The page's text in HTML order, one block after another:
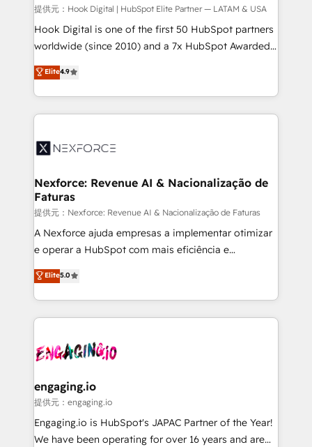
Design & Development We empower our clients to
reach their full potential by providing transparent,
relationship-driven support. With over 300 HubSpot
technical know-how and strategic guidance you
need to succeed.
提供元：Hook Digital | HubSpot Elite Partner — LATAM & USA
Hook Digital is one of the first 50 HubSpot partners
worldwide (since 2010) and a 7x HubSpot Awarded
Elite Partner. With 500+ projects across the U.S.,
Brazil, and LATAM, we combine global expertise with
regional experience. Today, we are Brazil’s largest
HubSpot Elite Partner—trusted by companies across
Implementation & Migration Onboarding across all
Station, Freshdesk, Intercom, and more. Custom
objects, automations, and integrations built for
growth. 🚀 AI-Driven GTM Orchestration Unify
HubSpot with LinkedIn, WhatsApp, email, paid
media, and AI voice to drive pipeline. 🤖 AI Custom
prospecting, follow-ups, service triage, and
knowledge retrieval—built in HubSpot. ⚡ Fast-Track
advanced optimization & adoption 📍 São Paulo, BR
• Des Moines, IA • New York, NY
Elite4.9
Nexforce: Revenue AI & Nacionalização de
Faturas
提供元：Nexforce: Revenue AI & Nacionalização de Faturas
A Nexforce ajuda empresas a implementar otimizar
e operar a HubSpot com mais eficiência e
previsibilidade de receita. Combinamos Revenue
Operations (RevOps) e Inteligência Artificial para
estruturar processos integrar sistemas organizar
dados e automatizar operações. O objetivo é
operacional de receita conectando equipes
Também somos distribuidores oficiais da HubSpot
e de mais de 150 softwares globais permitindo
contratar e pagar a HubSpot em reais com nota
fiscal no Brasil e gerar economia de até 50% na
Elite5.0
engaging.io
提供元：engaging.io
Engaging.io is HubSpot's JAPAC Partner of the Year!
We have been operating for over 16 years and are